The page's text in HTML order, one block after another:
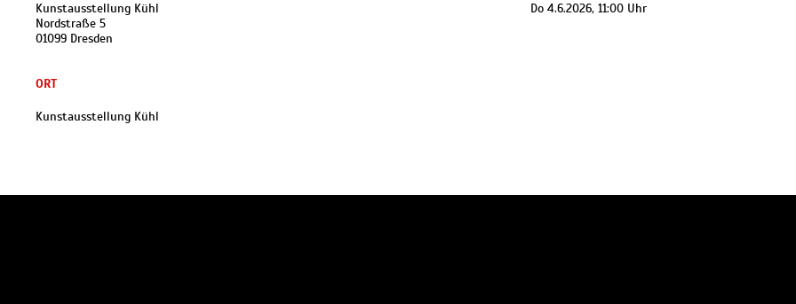
Kunstausstellung Kühl
Nordstraße 5
01099 Dresden
ORT
Kunstausstellung Kühl
Do 4.6.2026, 11:00 Uhr